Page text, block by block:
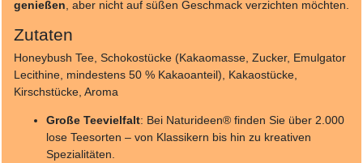
genießen , aber nicht auf süßen Geschmack verzichten möchten.
Zutaten
Honeybush Tee, Schokostücke (Kakaomasse, Zucker, Emulgator
Lecithine, mindestens 50 % Kakaoanteil), Kakaostücke,
Kirschstücke, Aroma
Große Teevielfalt: Bei Naturideen® finden Sie über 2.000
lose Teesorten – von Klassikern bis hin zu kreativen
Spezialitäten.